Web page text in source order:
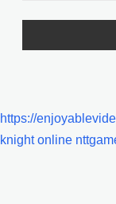
https://
knight online